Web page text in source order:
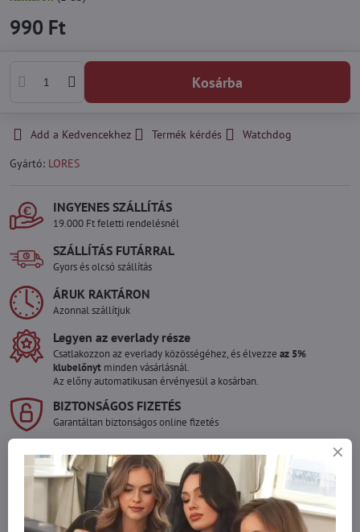
990 Ft
Kosárba
Add a Kedvencekhez Termék kérdés
Watchdog
Gyártó: LORES
INGYENES SZÁLLÍTÁS
19.000 Ft feletti rendelésnél
SZÁLLÍTÁS FUTÁRRAL
Gyors és olcsó szállítás
ÁRUK RAKTÁRON
Azonnal szállítjuk
Legyen az everlady része
Csatlakozzon az everlady közösségéhez, és élvezze az 5%
klubelőnyt minden vásárlásnál.
Az előny automatikusan érvényesül a kosárban.
BIZTONSÁGOS FIZETÉS
Garantáltan biztonságos online fizetés
Szeretne több terméket rendelni mint
amennyi raktáron van?
Ne habozzon kapcsolatba lépni velünk, raktárra szállítjuk az árut!